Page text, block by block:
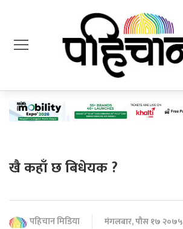
खै कहाँ छ बिधेयक ?
पहिचान मिडिया मंगलबार, पौस १७ २०७५